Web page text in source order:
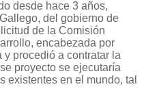
desde hace 3 años,
del gobierno de
de la Comisión
encabezada por
procedió a contratar la
proyecto se ejecutaría
existentes en el mundo, tal